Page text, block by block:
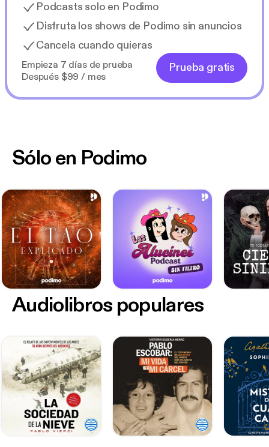
Podcasts solo en Podimo
Disfruta los shows de Podimo sin anuncios
Cancela cuando quieras
Empieza 7 días de prueba
Después $99 / mes
Prueba gratis
Sólo en Podimo
Audiolibros populares